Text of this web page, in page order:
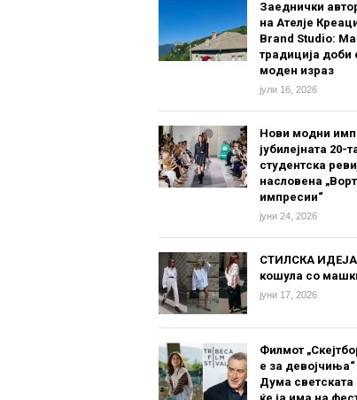
Заеднички
на Ателје
Brand Studio:
традиција доби
моден израз
јули 16, 2026
Нови модни
јубилејната 20-
студентска
насловена
импресии“
јуни 24, 2026
СТИЛСКА
кошула со
јуни 17, 2026
Филмот
е за
Дума